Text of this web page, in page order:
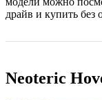
драйв и купить без
Neoteric